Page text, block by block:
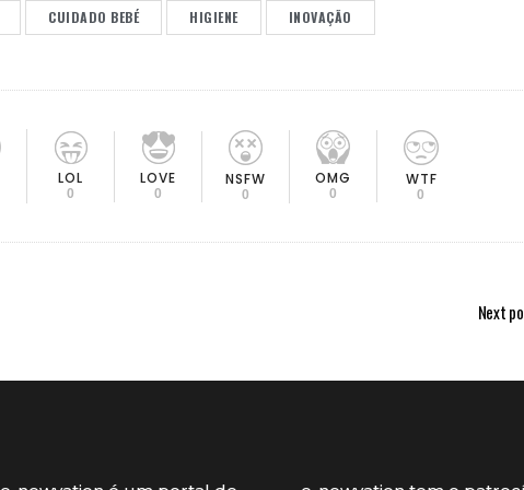
CUIDADO BEBÉ HIGIENE INOVAÇÃO
LOL
0
LOVE
0
NSFW
0
OMG
0
WTF
0
Next